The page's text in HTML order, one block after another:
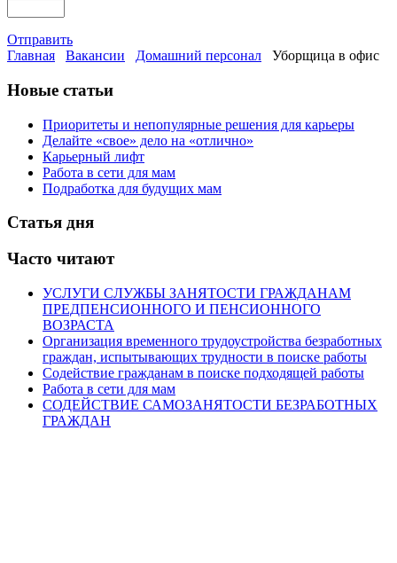
Отправить
Главная
Вакансии Домашний персонал Уборщица в офис
Новые статьи
Приоритеты и непопулярные решения для карьеры
Делайте «свое» дело на «отлично»
Карьерный лифт
Работа в сети для мам
Подработка для будущих мам
Статья дня
Часто читают
УСЛУГИ СЛУЖБЫ ЗАНЯТОСТИ ГРАЖДАНАМ
ПРЕДПЕНСИОННОГО И ПЕНСИОННОГО
ВОЗРАСТА
Организация временного трудоустройства безработных
граждан, испытывающих трудности в поиске работы
Содействие гражданам в поиске подходящей работы
Работа в сети для мам
СОДЕЙСТВИЕ САМОЗАНЯТОСТИ БЕЗРАБОТНЫХ
ГРАЖДАН